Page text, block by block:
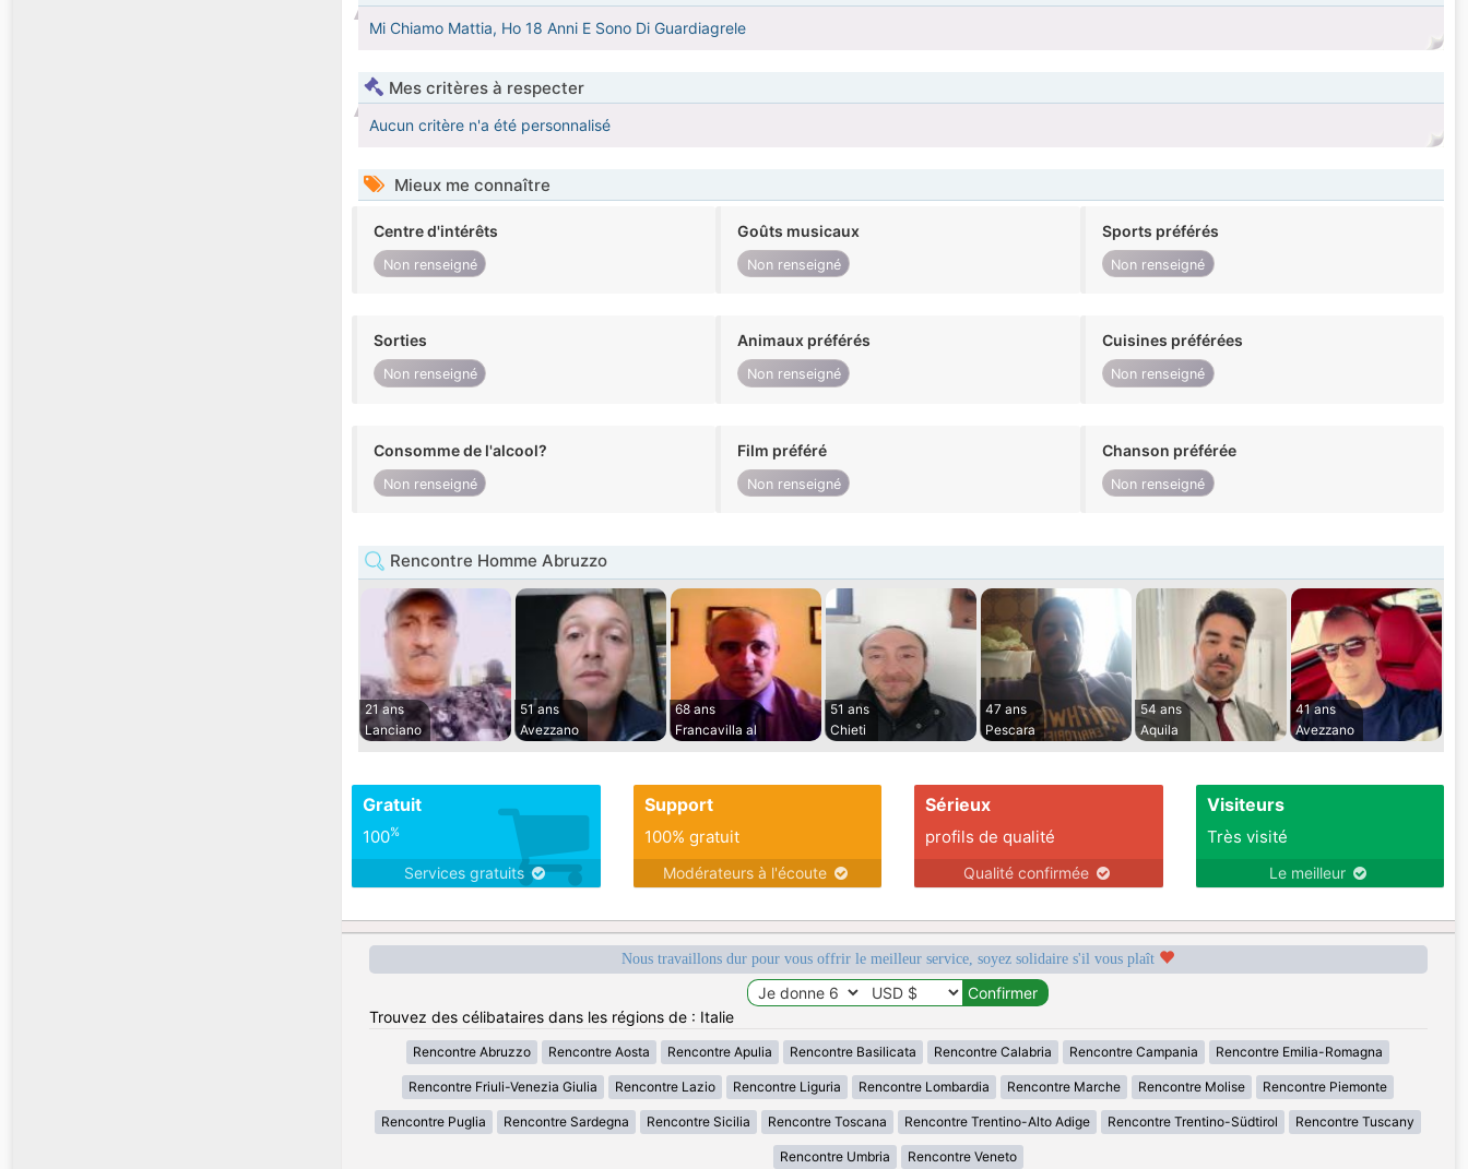
Mi Chiamo Mattia, Ho 18 Anni E Sono Di Guardiagrele
Mes critères à respecter
Aucun critère n'a été personnalisé
Mieux me connaître
Centre d'intérêts
Non renseigné
Goûts musicaux
Non renseigné
Sports préférés
Non renseigné
Sorties
Non renseigné
Animaux préférés
Non renseigné
Cuisines préférées
Non renseigné
Consomme de l'alcool?
Non renseigné
Film préféré
Non renseigné
Chanson préférée
Non renseigné
Rencontre Homme Abruzzo
21 ans
Lanciano
51 ans
Avezzano
68 ans
Francavilla al
51 ans
Chieti
47 ans
Pescara
54 ans
Aquila
41 ans
Avezzano
Gratuit
100%
Services gratuits
Support
100% gratuit
Modérateurs à l'écoute
Sérieux
profils de qualité
Qualité confirmée
Visiteurs
Très visité
Le meilleur
Nous travaillons dur pour vous offrir le meilleur service, soyez solidaire s'il vous plaît
Trouvez des célibataires dans les régions de : Italie
Rencontre Abruzzo Rencontre Aosta Rencontre Apulia Rencontre Basilicata Rencontre Calabria Rencontre Campania Rencontre Emilia-Romagna
Rencontre Friuli-Venezia Giulia Rencontre Lazio Rencontre Liguria Rencontre Lombardia Rencontre Marche Rencontre Molise Rencontre Piemonte
Rencontre Puglia Rencontre Sardegna Rencontre Sicilia Rencontre Toscana Rencontre Trentino-Alto Adige Rencontre Trentino-Südtirol Rencontre Tuscany
Rencontre Umbria Rencontre Veneto